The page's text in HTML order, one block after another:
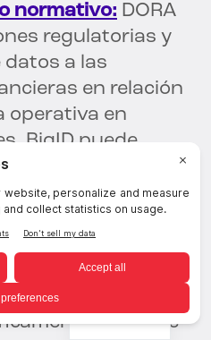
normativo: DORA
regulatorias y
a las
en relación
operativa en
BigID puede
con los
de DORA en
de datos y
integral de
de BigID está
para que
Spanish